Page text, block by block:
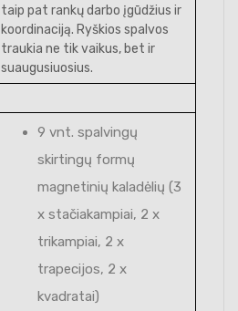
taip pat rankų darbo įgūdžius ir
koordinaciją. Ryškios spalvos
traukia ne tik vaikus, bet ir
suaugusiuosius.
9 vnt. spalvingų
skirtingų formų
magnetinių kaladėlių (3
x stačiakampiai, 2 x
trikampiai, 2 x
trapecijos, 2 x
kvadratai)